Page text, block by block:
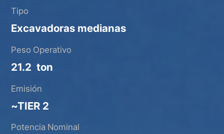
Tipo
Excavadoras medianas
Peso Operativo
21.2 ton
Emisión
~TIER 2
Potencia Nominal